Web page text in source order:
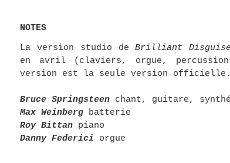
NOTES
La version studio deBrilliant
en avril (claviers, orgue,
version est la seule version officielle.
Bruce Springsteenchant, guitare,
Max Weinbergbatterie
Roy Bittanpiano
Danny Federici orgue